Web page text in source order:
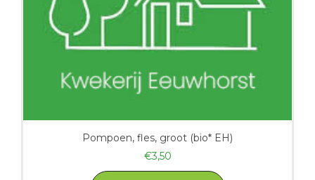
Pompoen, fles, groot (bio* EH)
€3,50